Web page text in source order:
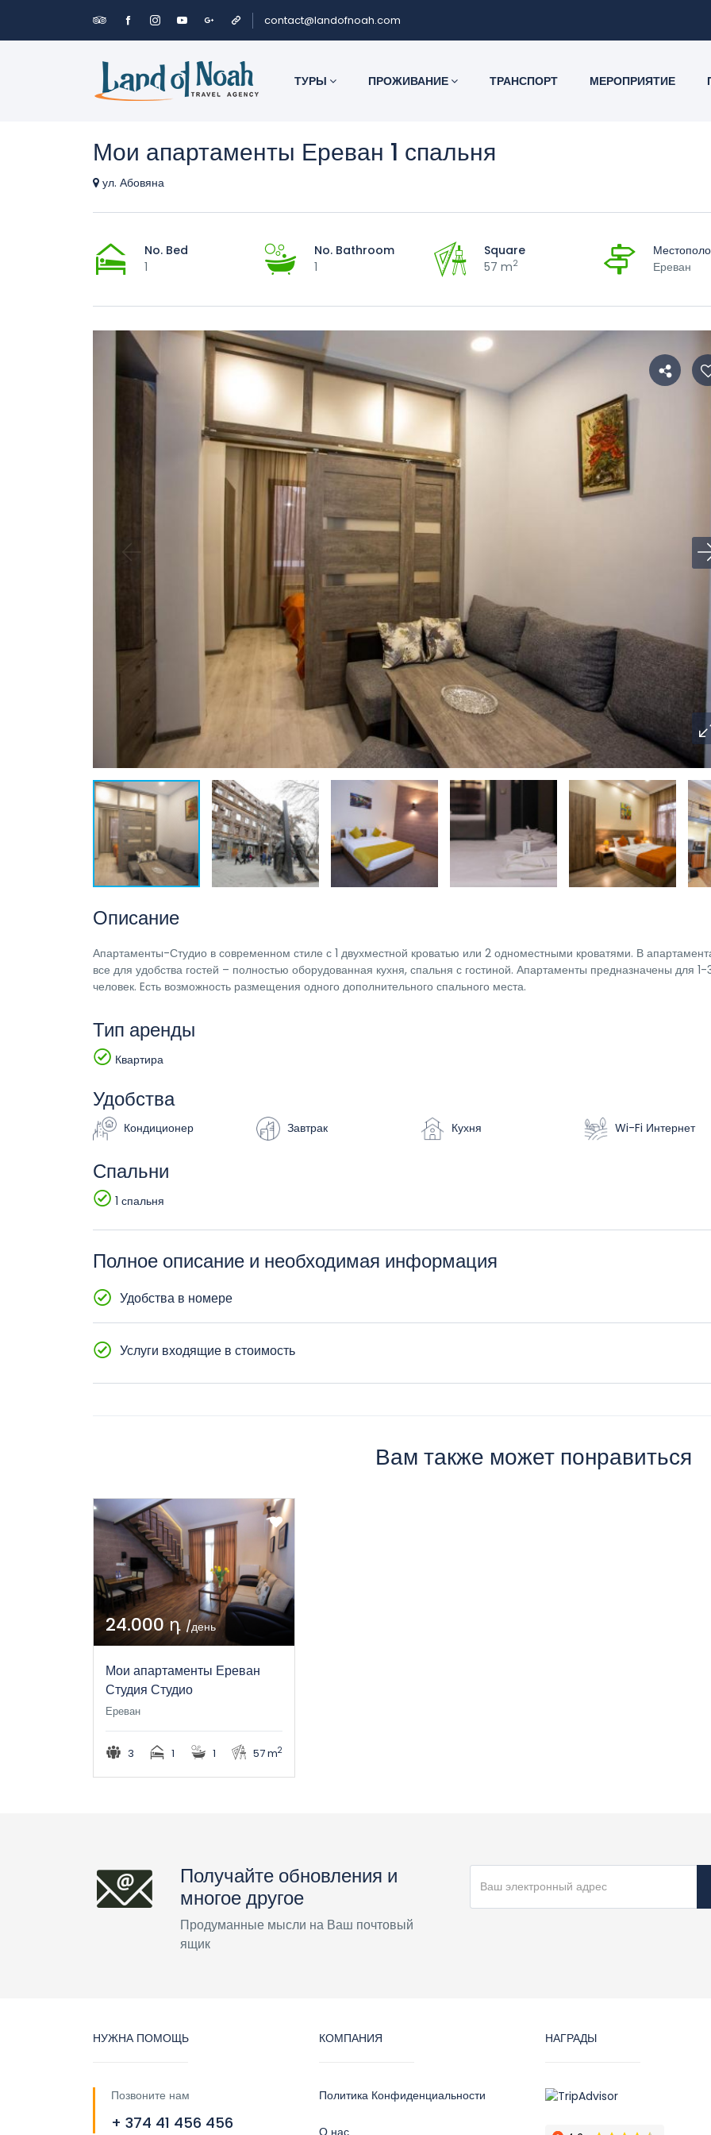
contact@landofnoah.com
ТУРЫ ПРОЖИВАНИЕ ТРАНСПОРТ МЕРОПРИЯТИЕ
Мои апартаменты Ереван 1 спальня
ул. Абовяна
No. Bed
1
No. Bathroom
1
Square
57 m2
Ереван
Описание
Апартаменты-Студио в современном стиле с 1 двухместной кроватью или 2 одноместными кроватями. В
все для удобства гостей – полностью оборудованная кухня, спальня с гостиной. Апартаменты предназначены для 1-
человек. Eсть возможность размещения одного дополнительного спального места.
Тип аренды
Квартира
Удобства
Кондиционер Завтрак Кухня Wi-Fi Интернет
Спальни
1 спальня
Полное описание и необходимая информация
Удобства в номере
плоским экраном Кухонные принадлежности Микроволновая печь Холодильник Утюг, гладильная доска Стиральная
Услуги входящие в стоимость
Обслуживание апартаментов 24/7 WiFi интернет Туристическая информация Налоги
Вам также может понравиться
24.000 դ/день
Мои апартаменты Ереван
Студия Студио
Ереван
3 1 1 57 m2
Получайте обновления и
многое другое
Продуманные мысли на Ваш почтовый
ящик
НУЖНА ПОМОЩЬ
Позвоните нам
+ 374 41 456 456
КОМПАНИЯ
Политика Конфиденциальности
О нас
НАГРАДЫ